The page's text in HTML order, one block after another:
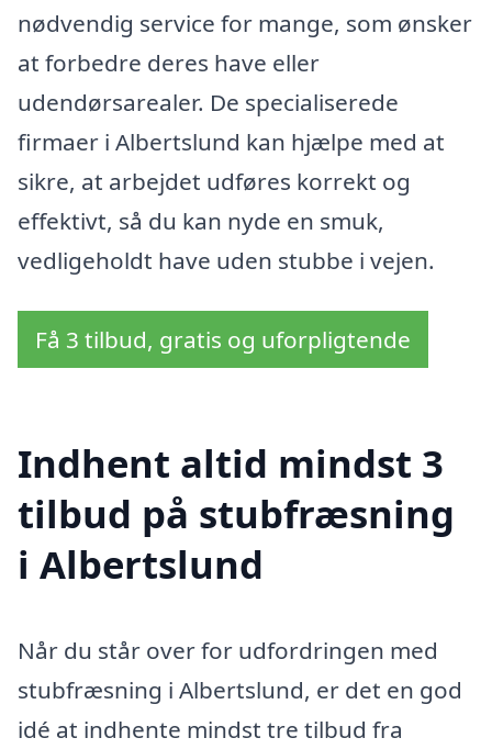
nødvendig service for mange, som ønsker
at forbedre deres have eller
udendørsarealer. De specialiserede
firmaer i Albertslund kan hjælpe med at
sikre, at arbejdet udføres korrekt og
effektivt, så du kan nyde en smuk,
vedligeholdt have uden stubbe i vejen.
Få 3 tilbud, gratis og uforpligtende
Indhent altid mindst 3
tilbud på stubfræsning
i Albertslund
Når du står over for udfordringen med
stubfræsning i Albertslund, er det en god
idé at indhente mindst tre tilbud fra